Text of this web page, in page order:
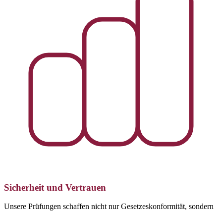
Sicherheit und Vertrauen
Unsere Prüfungen schaffen nicht nur Gesetzeskonformität, sondern